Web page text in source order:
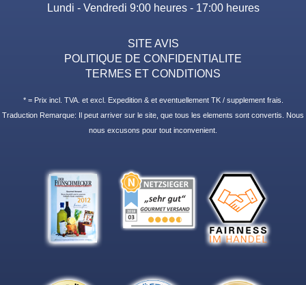
Lundi - Vendredi 9:00 heures - 17:00 heures
SITE AVIS
POLITIQUE DE CONFIDENTIALITE
TERMES ET CONDITIONS
* = Prix incl. TVA. et excl. Expedition & et eventuellement TK / supplement frais.
Traduction Remarque: Il peut arriver sur le site, que tous les elements sont convertis. Nous
nous excusons pour tout inconvenient.